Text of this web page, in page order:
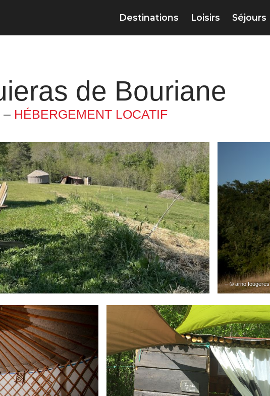
Destinations Loisirs Séjours
de Bouriane
– HÉBERGEMENT LOCATIF
– © arno